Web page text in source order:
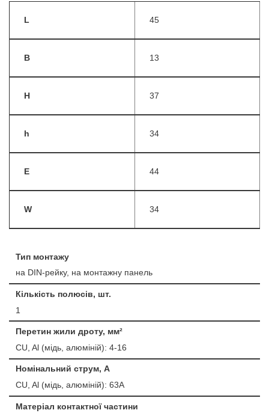
L 45
B 13
H 37
h 34
E 44
W 34
Тип монтажу
на DIN-рейку, на монтажну панель
Кількість полюсів, шт.
1
Перетин жили дроту, мм²
CU, Al (мідь, алюміній): 4-16
Номінальний струм, А
CU, Al (мідь, алюміній): 63А
Матеріал контактної частини